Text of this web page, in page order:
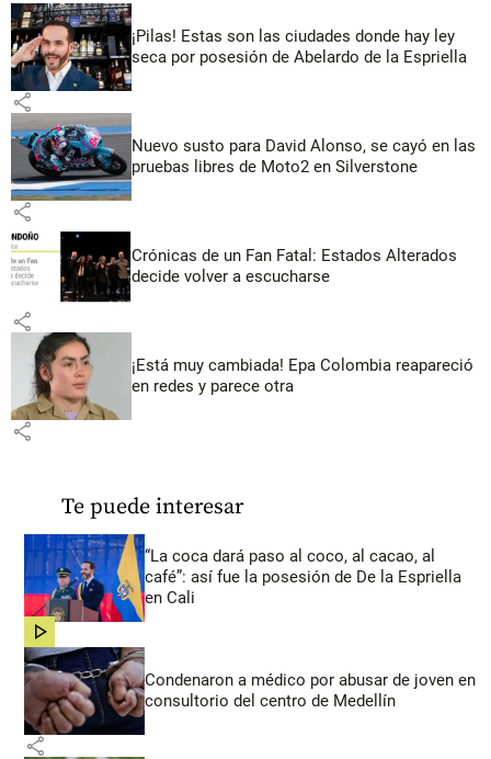
¡Pilas! Estas son las ciudades donde hay ley
seca por posesión de Abelardo de la Espriella
share
Nuevo susto para David Alonso, se cayó en las
pruebas libres de Moto2 en Silverstone
share
Crónicas de un Fan Fatal: Estados Alterados
decide volver a escucharse
share
¡Está muy cambiada! Epa Colombia reapareció
en redes y parece otra
share
Te puede interesar
“La coca dará paso al coco, al cacao, al
café”: así fue la posesión de De la Espriella
en Cali
share
Condenaron a médico por abusar de joven en
consultorio del centro de Medellín
share